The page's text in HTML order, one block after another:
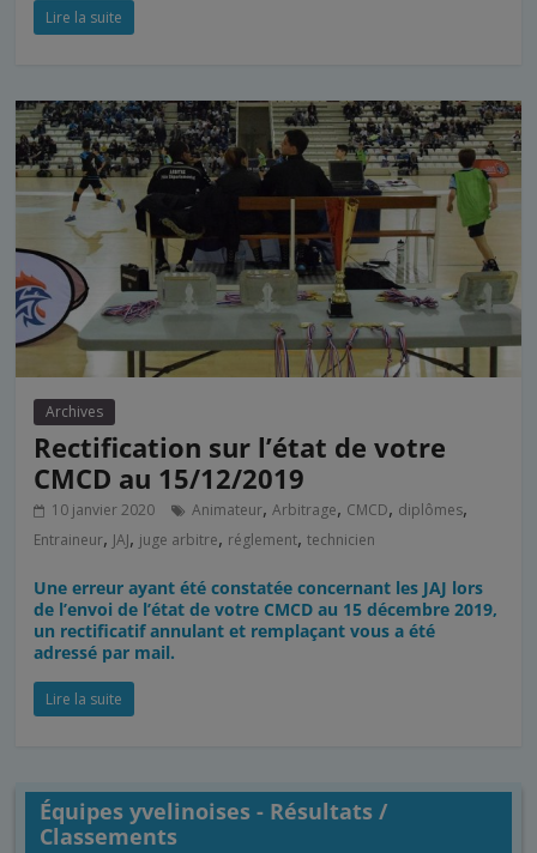
Lire la suite
Archives
Rectification sur l’état de votre
CMCD au 15/12/2019
10 janvier 2020 Animateur,Arbitrage, CMCD, diplômes,
Entraineur, JAJ, juge arbitre, réglement,technicien
Une erreur ayant été constatée concernant les JAJ lors
de l’envoi de l’état de votre CMCD au 15 décembre 2019,
un rectificatif annulant et remplaçant vous a été
adressé par mail.
Lire la suite
Équipes yvelinoises - Résultats /
Classements